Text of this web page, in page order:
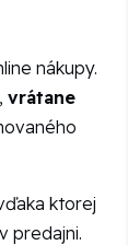
nákupy.
vrátane
ktorej
predajni.